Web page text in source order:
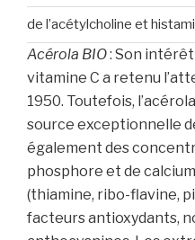
de l’acétylcholine et
Acérola BIO: Son
vitamine C a retenu
1950. Toutefois,
source exceptionnelle
également des
phosphore et de
(thiamine, ribo-flavine,
facteurs antioxydants,